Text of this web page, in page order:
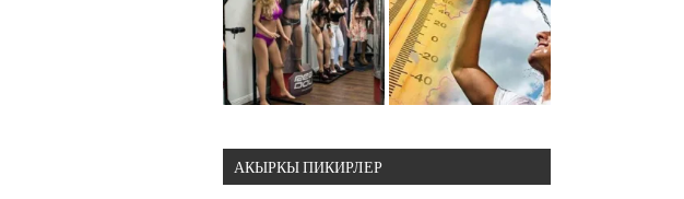
АКЫРКЫ ПИКИРЛЕР